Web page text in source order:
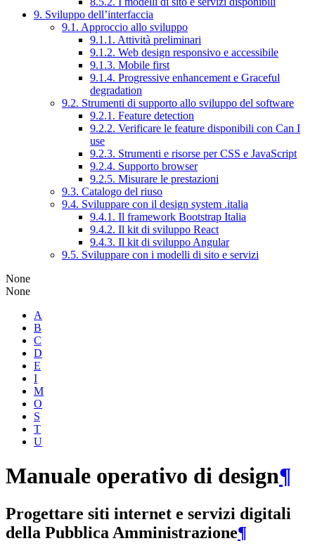
9. Sviluppo dell’interfaccia
9.1. Approccio allo sviluppo
9.1.1. Attività preliminari
9.1.2. Web design responsivo e accessibile
9.1.3. Mobile first
9.1.4. Progressive enhancement e Graceful
degradation
9.2. Strumenti di supporto allo sviluppo del software
9.2.1. Feature detection
9.2.2. Verificare le feature disponibili con Can I
use
9.2.3. Strumenti e risorse per CSS e JavaScript
9.2.4. Supporto browser
9.2.5. Misurare le prestazioni
9.3. Catalogo del riuso
9.4. Sviluppare con il design system .italia
9.4.1. Il framework Bootstrap Italia
9.4.2. Il kit di sviluppo React
9.4.3. Il kit di sviluppo Angular
9.5. Sviluppare con i modelli di sito e servizi
None
None
A
B
C
D
E
I
M
O
S
T
U
Manuale operativo di design¶
Progettare siti internet e servizi digitali
della Pubblica Amministrazione¶